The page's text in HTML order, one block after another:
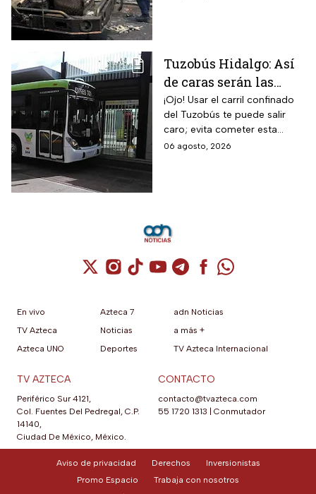
Tuzobús Hidalgo: Así
de caras serán las
MULTAS por invadir
el carril confinado a
partir de esta fecha
¡Ojo! Usar el carril confinado
del Tuzobús te puede salir
caro; evita cometer esta
infracción a partir de agosto.
06 agosto, 2026
Cuenta de X / Twitter (se abre en una
Cuenta de Instagram (se abre en una
Cuenta de TikTok (se abre en
Cuenta de YouTube (se abre
Cuenta de Telegram (se
Cuenta de
Cuenta de
En vivo
TV Azteca
Azteca UNO
Azteca 7
Noticias
Deportes
adn Noticias
a más +
TV Azteca Internacional
TV AZTECA
Periférico Sur 4121,
Col. Fuentes Del Pedregal, C.P.
14140,
Ciudad De México, México.
CONTACTO
contacto@tvazteca.com
55 1720 1313
Conmutador
Aviso de privacidad Derechos
Inversionistas
Promo Espacio
Trabaja con nosotros